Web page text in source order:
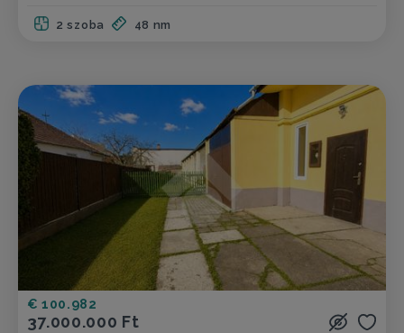
2 szoba 48 nm
€ 100.982
37.000.000 Ft